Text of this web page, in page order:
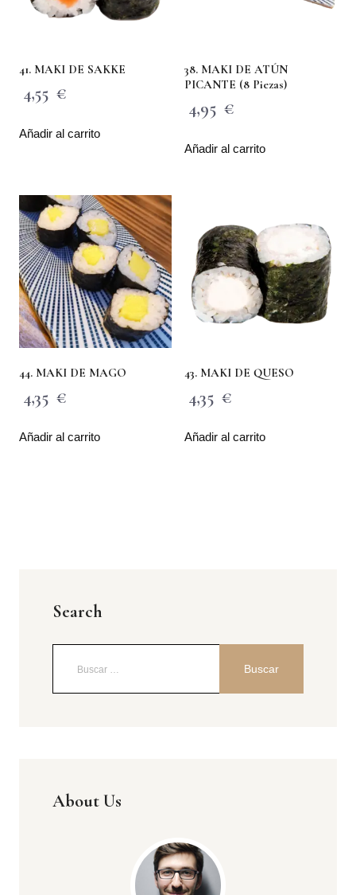
41. MAKI DE SAKKE
4,55 €
Añadir al carrito
38. MAKI DE ATÚN
PICANTE (8 Piezas)
4,95 €
Añadir al carrito
44. MAKI DE MAGO
4,35 €
Añadir al carrito
43. MAKI DE QUESO
4,35 €
Añadir al carrito
Search
About Us